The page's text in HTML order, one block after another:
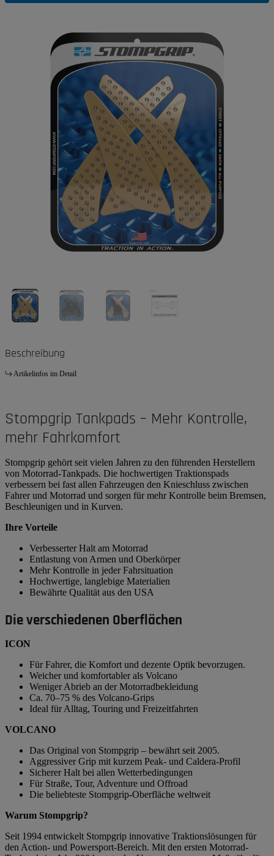
Beschreibung
Artikelinfos im Detail
Stompgrip Tankpads – Mehr Kontrolle,
mehr Fahrkomfort
Stompgrip gehört seit vielen Jahren zu den führenden Herstellern
von Motorrad-Tankpads. Die hochwertigen Traktionspads
verbessern bei fast allen Fahrzeugen den Knieschluss zwischen
Fahrer und Motorrad und sorgen für mehr Kontrolle beim Bremsen,
Beschleunigen und in Kurven.
Ihre Vorteile
Verbesserter Halt am Motorrad
Entlastung von Armen und Oberkörper
Mehr Kontrolle in jeder Fahrsituation
Hochwertige, langlebige Materialien
Bewährte Qualität aus den USA
Die verschiedenen Oberflächen
ICON
Für Fahrer, die Komfort und dezente Optik bevorzugen.
Weicher und komfortabler als Volcano
Weniger Abrieb an der Motorradbekleidung
Ca. 70–75 % des Volcano-Grips
Ideal für Alltag, Touring und Freizeitfahrten
VOLCANO
Das Original von Stompgrip – bewährt seit 2005.
Aggressiver Grip mit kurzem Peak- und Caldera-Profil
Sicherer Halt bei allen Wetterbedingungen
Für Straße, Tour, Adventure und Offroad
Die beliebteste Stompgrip-Oberfläche weltweit
Warum Stompgrip?
Seit 1994 entwickelt Stompgrip innovative Traktionslösungen für
den Action- und Powersport-Bereich. Mit den ersten Motorrad-